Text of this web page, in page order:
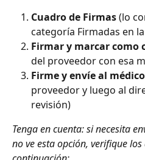
Cuadro de Firmas (lo
categoría Firmadas en
Firmar y marcar como
del proveedor con esa
Firme y envíe al médico
proveedor y luego al
revisión)
Tenga en cuenta: si necesita
no ve esta opción, verifique